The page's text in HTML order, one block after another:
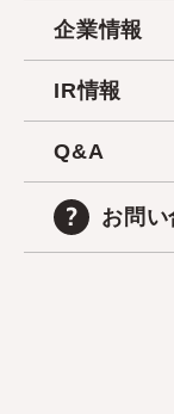
企業情報
IR情報
Q&A
お問い